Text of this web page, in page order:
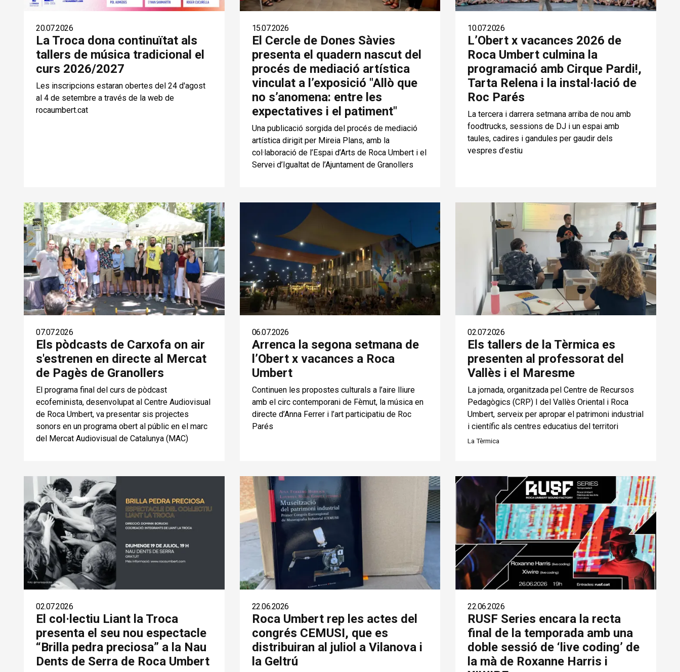
20.07.2026
La Troca dona continuïtat als
tallers de música tradicional el
curs 2026/2027
Les inscripcions estaran obertes del 24 d'agost
al 4 de setembre a través de la web de
rocaumbert.cat
15.07.2026
El Cercle de Dones Sàvies
presenta el quadern nascut del
procés de mediació artística
vinculat a l’exposició "Allò que
no s’anomena: entre les
expectatives i el patiment"
Una publicació sorgida del procés de mediació
artística dirigit per Mireia Plans, amb la
col·laboració de l’Espai d’Arts de Roca Umbert i el
Servei d’Igualtat de l’Ajuntament de Granollers
10.07.2026
L’Obert x vacances 2026 de
Roca Umbert culmina la
programació amb Cirque Pardi!,
Tarta Relena i la instal·lació de
Roc Parés
La tercera i darrera setmana arriba de nou amb
foodtrucks, sessions de DJ i un espai amb
taules, cadires i gandules per gaudir dels
vespres d’estiu
07.07.2026
Els pòdcasts de Carxofa on air
s'estrenen en directe al Mercat
de Pagès de Granollers
El programa final del curs de pòdcast
ecofeminista, desenvolupat al Centre Audiovisual
de Roca Umbert, va presentar sis projectes
sonors en un programa obert al públic en el marc
del Mercat Audiovisual de Catalunya (MAC)
06.07.2026
Arrenca la segona setmana de
l’Obert x vacances a Roca
Umbert
Continuen les propostes culturals a l’aire lliure
amb el circ contemporani de Fèmut, la música en
directe d’Anna Ferrer i l’art participatiu de Roc
Parés
02.07.2026
Els tallers de la Tèrmica es
presenten al professorat del
Vallès i el Maresme
La jornada, organitzada pel Centre de Recursos
Pedagògics (CRP) I del Vallès Oriental i Roca
Umbert, serveix per apropar el patrimoni industrial
i científic als centres educatius del territori
La Tèrmica
02.07.2026
El col·lectiu Liant la Troca
presenta el seu nou espectacle
“Brilla pedra preciosa” a la Nau
Dents de Serra de Roca Umbert
22.06.2026
Roca Umbert rep les actes del
congrés CEMUSI, que es
distribuiran al juliol a Vilanova i
la Geltrú
22.06.2026
RUSF Series encara la recta
final de la temporada amb una
doble sessió de ‘live coding’ de
la mà de Roxanne Harris i